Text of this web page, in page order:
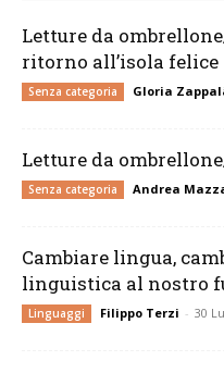
Letture da
ritorno all’isola felice
Senza categoria Gloria
Letture da
Senza categoria Andrea
Cambiare lingua,
linguistica al nostro
Linguaggi Filippo Terzi - 30